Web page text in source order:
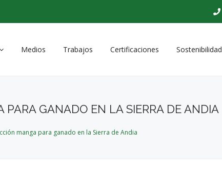
Medios Trabajos Certificaciones Sostenibilidad
GANADO EN LA SIERRA DE ANDIA
manga para ganado en la Sierra de Andia